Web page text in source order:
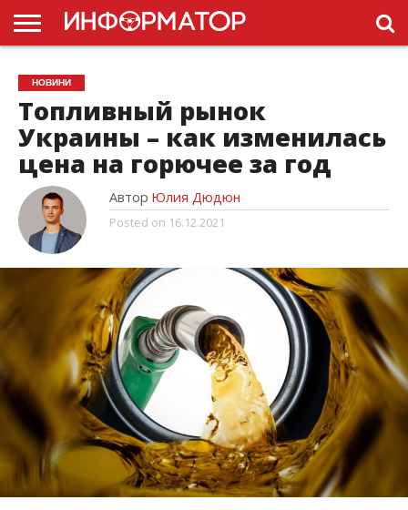
ГОЛОВНА
НОВИНИ
ПДР
УКРАЇНИ
РЕКЛАМА
ПРОЕКТЫ
НОВИНИ
Топливный рынок
Украины – как изменилась
цена на горючее за год
Автор Юлия Дюдюн
Posted on 16.12.2021